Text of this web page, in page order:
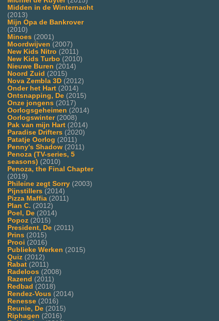
Midden in de Winternacht
(2013)
Mijn Opa de Bankrover
(2010)
Minoes (2001)
Moordwijven (2007)
New Kids Nitro (2011)
New Kids Turbo (2010)
Nieuwe Buren (2014)
Noord Zuid (2015)
Nova Zembla 3D (2012)
Onder het Hart (2014)
Ontsnapping, De (2015)
Onze jongens (2017)
Oorlogsgeheimen (2014)
Oorlogswinter(2008)
Pak van mijn Hart (2014)
Paradise Drifters (2020)
Patatje Oorlog (2011)
Penny's Shadow (2011)
Penoza (TV-series, 5
seasons) (2010)
Penoza, the Final Chapter
(2019)
Phileine zegt Sorry (2003)
Pijnstillers (2014)
Pizza Maffia (2011)
Plan C. (2012)
Poel, De (2014)
Popoz (2015)
President, De (2011)
Prins (2015)
Prooi (2016)
Publieke Werken (2015)
Quiz (2012)
Rabat (2011)
Radeloos (2008)
Razend (2011)
Redbad (2018)
Rendez-Vous (2014)
Renesse (2016)
Reunie, De (2015)
Riphagen (2016)